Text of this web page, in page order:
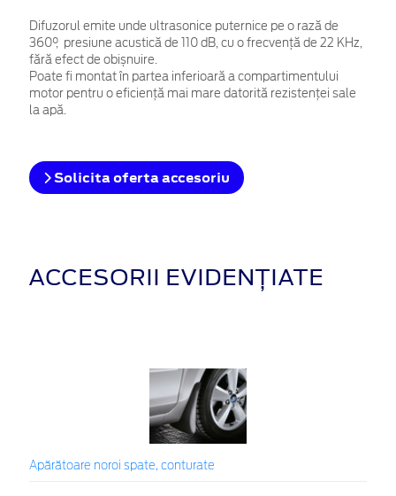
Difuzorul emite unde ultrasonice puternice pe o rază de
360°, presiune acustică de 110 dB, cu o frecvență de 22 KHz,
fără efect de obișnuire.
Poate fi montat în partea inferioară a compartimentului
motor pentru o eficiență mai mare datorită rezistenței sale
la apă.
Solicita oferta accesoriu
ACCESORII EVIDENȚIATE
Apărătoare noroi spate, conturate